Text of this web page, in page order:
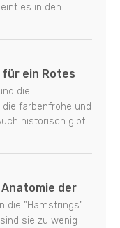
es in den
ein Rotes
die
farbenfrohe und
historisch gibt
der
die "Hamstrings"
sie zu wenig